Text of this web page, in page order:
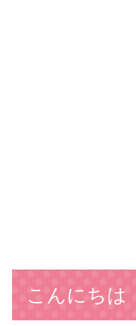
こんにちは